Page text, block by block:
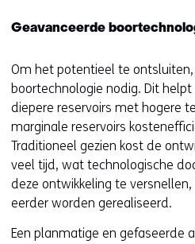
Geavanceerde
Om het potentieel te
boortechnologie nodig. Dit
diepere reservoirs met hogere
marginale reservoirs
Traditioneel gezien kost de
veel tijd, wat technologische
deze ontwikkeling te
eerder worden gerealiseerd.
Een planmatige en gefaseerde